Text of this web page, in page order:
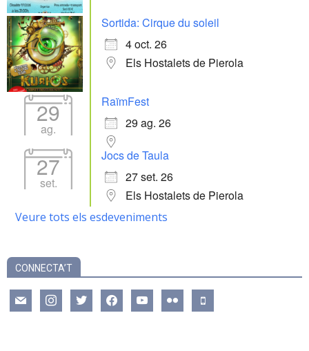
Sortida: Cirque du soleil
4 oct. 26
Els Hostalets de Pierola
29
ag.
RaïmFest
29 ag. 26
27
set.
Jocs de Taula
27 set. 26
Els Hostalets de Pierola
Veure tots els esdeveniments
CONNECTA’T
mail instagramtwitter facebookyoutube flickr mobile